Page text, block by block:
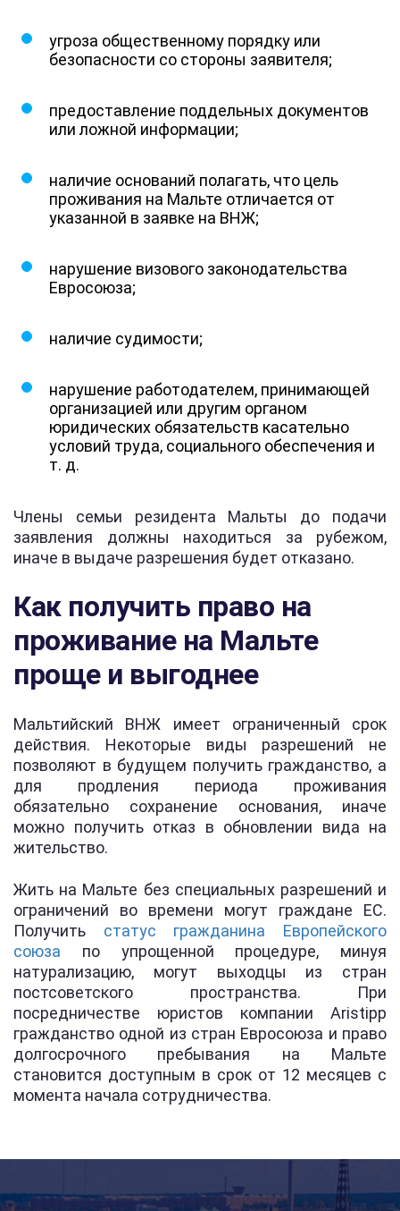
угроза общественному порядку или
безопасности со стороны заявителя;
предоставление поддельных документов
или ложной информации;
наличие оснований полагать, что цель
проживания на Мальте отличается от
указанной в заявке на ВНЖ;
нарушение визового законодательства
Евросоюза;
наличие судимости;
нарушение работодателем, принимающей
организацией или другим органом
юридических обязательств касательно
условий труда, социального обеспечения и
т. д.
Члены семьи резидента Мальты до подачи
заявления должны находиться за рубежом,
иначе в выдаче разрешения будет отказано.
Как получить право на
проживание на Мальте
проще и выгоднее
Мальтийский ВНЖ имеет ограниченный срок
действия. Некоторые виды разрешений не
позволяют в будущем получить гражданство, а
для продления периода проживания
обязательно сохранение основания, иначе
можно получить отказ в обновлении вида на
жительство.
Жить на Мальте без специальных разрешений и
ограничений во времени могут граждане ЕС.
Получить статус гражданина Европейского
союза по упрощенной процедуре, минуя
натурализацию, могут выходцы из стран
постсоветского пространства. При
посредничестве юристов компании Aristipp
гражданство одной из стран Евросоюза и право
долгосрочного пребывания на Мальте
становится доступным в срок от 12 месяцев с
момента начала сотрудничества.